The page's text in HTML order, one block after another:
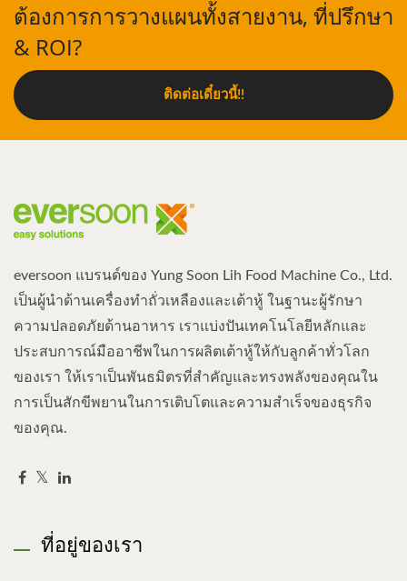
ต้องการการวางแผนทั้งสายงาน, ที่ปรึกษา
& ROI?
ติดต่อเดี๋ยวนี้!!
eversoon แบรนด์ของ Yung Soon Lih Food Machine Co., Ltd.
เป็นผู้นำด้านเครื่องทำถั่วเหลืองและเต้าหู้ ในฐานะผู้รักษา
ความปลอดภัยด้านอาหาร เราแบ่งปันเทคโนโลยีหลักและ
ประสบการณ์มืออาชีพในการผลิตเต้าหู้ให้กับลูกค้าทั่วโลก
ของเรา ให้เราเป็นพันธมิตรที่สำคัญและทรงพลังของคุณใน
การเป็นสักขีพยานในการเติบโตและความสำเร็จของธุรกิจ
ของคุณ.
ที่อยู่ของเรา